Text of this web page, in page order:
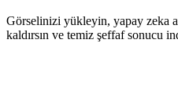
Görselinizi yükleyin, yapay zeka
kaldırsın ve temiz şeffaf sonucu